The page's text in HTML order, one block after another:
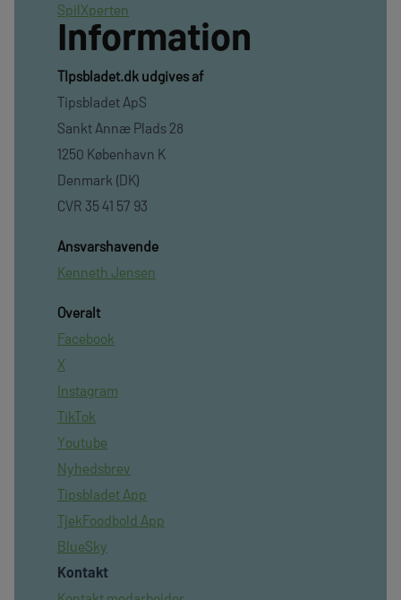
SpilXperten
Information
TIpsbladet.dk udgives af
Tipsbladet ApS
Sankt Annæ Plads 28
1250 København K
Denmark (DK)
CVR 35 41 57 93
Ansvarshavende
Kenneth Jensen
Overalt
Facebook
X
Instagram
TikTok
Youtube
Nyhedsbrev
Tipsbladet App
TjekFoodbold App
BlueSky
Kontakt